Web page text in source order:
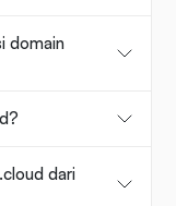
domain
dari